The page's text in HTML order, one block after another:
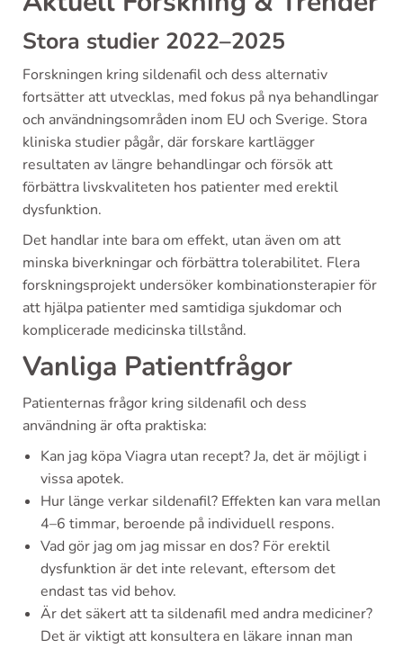
Stora studier 2022–2025
Forskningen kring sildenafil och dess alternativ
fortsätter att utvecklas, med fokus på nya behandlingar
och användningsområden inom EU och Sverige. Stora
kliniska studier pågår, där forskare kartlägger
resultaten av längre behandlingar och försök att
förbättra livskvaliteten hos patienter med erektil
dysfunktion.
Det handlar inte bara om effekt, utan även om att
minska biverkningar och förbättra tolerabilitet. Flera
forskningsprojekt undersöker kombinationsterapier för
att hjälpa patienter med samtidiga sjukdomar och
komplicerade medicinska tillstånd.
Vanliga Patientfrågor
Patienternas frågor kring sildenafil och dess
användning är ofta praktiska:
Kan jag köpa Viagra utan recept? Ja, det är möjligt i
vissa apotek.
Hur länge verkar sildenafil? Effekten kan vara mellan
4–6 timmar, beroende på individuell respons.
Vad gör jag om jag missar en dos? För erektil
dysfunktion är det inte relevant, eftersom det
endast tas vid behov.
Är det säkert att ta sildenafil med andra mediciner?
Det är viktigt att konsultera en läkare innan man